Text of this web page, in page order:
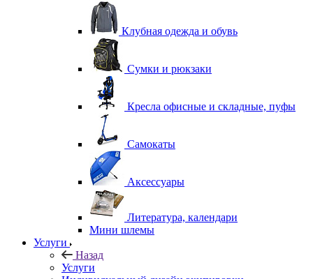
Клубная одежда и обувь
Сумки и рюкзаки
Кресла офисные и складные, пуфы
Самокаты
Аксессуары
Литература, календари
Мини шлемы
Услуги
Назад
Услуги